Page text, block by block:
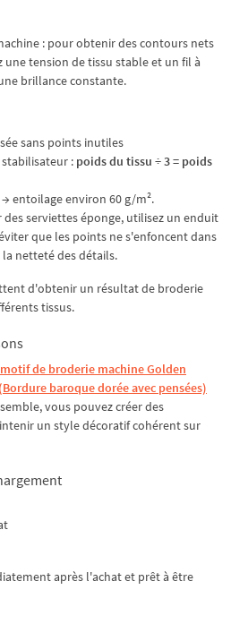
: pour obtenir des contours nets
une tension de tissu stable et un fil à
brillance constante.
sans points inutiles
: poids du tissu ÷ 3 = poids
entoilage environ 60 g/m².
serviettes éponge, utilisez un enduit
que les points ne s'enfoncent dans
netteté des détails.
d'obtenir un résultat de broderie
tissus.
motif de broderie machine Golden
baroque dorée avec pensées)
vous pouvez créer des
un style décoratif cohérent sur
après l'achat et prêt à être